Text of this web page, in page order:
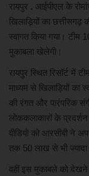
रायपुर . आईपीएल के
खिलाड़ियों का
स्वागत किया गया।
मुकाबला खेलेगी।
रायपुर स्थित रिसॉर्ट में
माध्यम से खिलाड़ियों का
की रंगत और पारंपरिक
लोककलाकारों के
वीडियो को आरसीबी ने
तक 50 लाख से भी
वहीं इस मुकाबले को